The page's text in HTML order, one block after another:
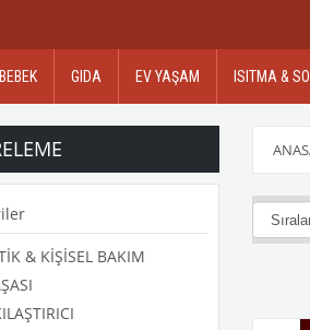
GIDA EV YAŞAM ISITMA &
& KİŞİSEL BAKIM